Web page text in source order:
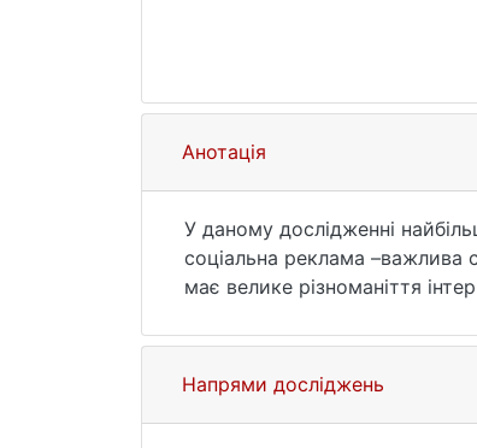
Анотація
У даному дослідженні
соціальна реклама –важлива
має велике різноманіття
від шкідливої для
конкретної особи (фізичної
Напрями досліджень